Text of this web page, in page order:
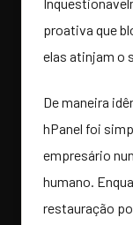
proativa que
elas atinjam o
De maneira
hPanel foi
empresário
humano.
restauração